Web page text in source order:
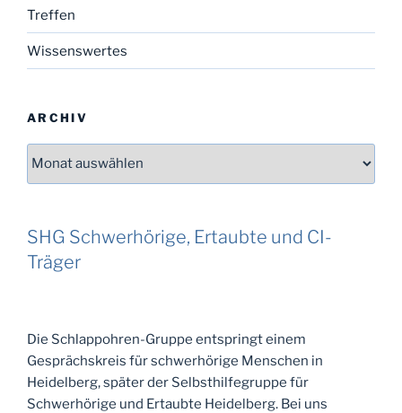
Treffen
Wissenswertes
ARCHIV
Archiv
SHG Schwerhörige, Ertaubte und CI-
Träger
Die Schlappohren-Gruppe entspringt einem
Gesprächskreis für schwerhörige Menschen in
Heidelberg, später der Selbsthilfegruppe für
Schwerhörige und Ertaubte Heidelberg. Bei uns